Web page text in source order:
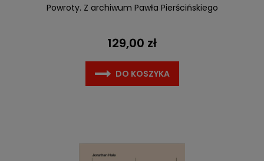
Powroty. Z archiwum Pawła Pierścińskiego
129,00 zł
DO KOSZYKA